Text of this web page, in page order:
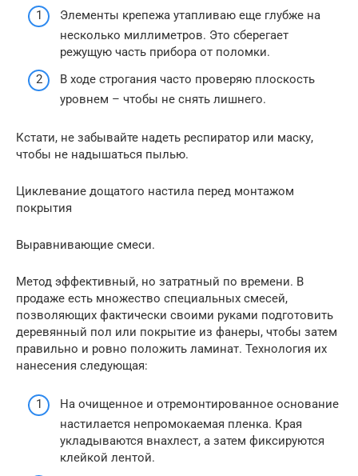
Элементы крепежа утапливаю еще глубже на
несколько миллиметров. Это сберегает
режущую часть прибора от поломки.
В ходе строгания часто проверяю плоскость
уровнем – чтобы не снять лишнего.
Кстати, не забывайте надеть респиратор или маску,
чтобы не надышаться пылью.
Циклевание дощатого настила перед монтажом
покрытия
Выравнивающие смеси.
Метод эффективный, но затратный по времени. В
продаже есть множество специальных смесей,
позволяющих фактически своими руками подготовить
деревянный пол или покрытие из фанеры, чтобы затем
правильно и ровно положить ламинат. Технология их
нанесения следующая:
На очищенное и отремонтированное основание
настилается непромокаемая пленка. Края
укладываются внахлест, а затем фиксируются
клейкой лентой.